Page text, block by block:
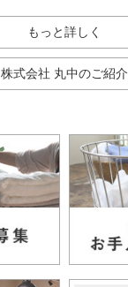
もっと詳しく
株式会社 丸中のご紹介